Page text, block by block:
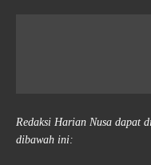
Redaksi Harian Nusa dapat
dibawah ini: